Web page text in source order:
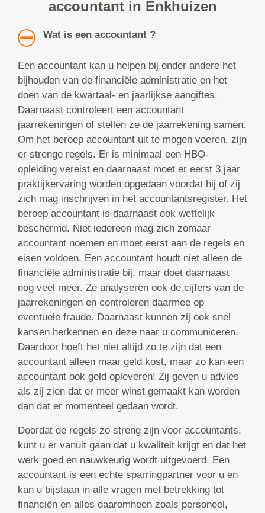
accountant in Enkhuizen
Wat is een accountant ?
Een accountant kan u helpen bij onder andere het
bijhouden van de financiële administratie en het
doen van de kwartaal- en jaarlijkse aangiftes.
Daarnaast controleert een accountant
jaarrekeningen of stellen ze de jaarrekening samen.
Om het beroep accountant uit te mogen voeren, zijn
er strenge regels. Er is minimaal een HBO-
opleiding vereist en daarnaast moet er eerst 3 jaar
praktijkervaring worden opgedaan voordat hij of zij
zich mag inschrijven in het accountantsregister. Het
beroep accountant is daarnaast ook wettelijk
beschermd. Niet iedereen mag zich zomaar
accountant noemen en moet eerst aan de regels en
eisen voldoen. Een accountant houdt niet alleen de
financiële administratie bij, maar doet daarnaast
nog veel meer. Ze analyseren ook de cijfers van de
jaarrekeningen en controleren daarmee op
eventuele fraude. Daarnaast kunnen zij ook snel
kansen herkennen en deze naar u communiceren.
Daardoor hoeft het niet altijd zo te zijn dat een
accountant alleen maar geld kost, maar zo kan een
accountant ook geld opleveren! Zij geven u advies
als zij zien dat er meer winst gemaakt kan worden
dan dat er momenteel gedaan wordt.
Doordat de regels zo streng zijn voor accountants,
kunt u er vanuit gaan dat u kwaliteit krijgt en dat het
werk goed en nauwkeurig wordt uitgevoerd. Een
accountant is een echte sparringpartner voor u en
kan u bijstaan in alle vragen met betrekking tot
financiën en alles daaromheen zoals personeel,